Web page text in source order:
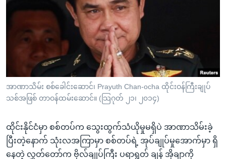
ပင်မ
ကြည့်
ရန်
ရန်
နေရာ
သို့
ရုပ်ရှင်ထဲက အင်္ဂလိပ်စာ
သုတပဒေသာ အင်္ဂလိပ်စာ
ရေဒီယို/တီဗွီအစီအစဉ်
Learning English
ဗွီအိုအေ လူမှုကွန်ယက်များ
အာဏာသိမ်း စစ်ခေါင်းဆောင်၊ Prayuth Chan-ocha ထိုင်းဝန်ကြီးချုပ်
သစ်အဖြစ် တာဝန်ထမ်းဆောင်။ (သြဂုတ် ၂၁၊ ၂၀၁၄)
ထိုင်းနိုင်ငံမှာ စစ်တပ်က သွေးထွက်သံယိုမှုမရှိပဲ အာဏာသိမ်းခဲ့
ပြီးတဲ့နောက် သုံးလအကြာမှာ စစ်တပ်ရဲ့ အုပ်ချုပ်မှုအောက်မှာ ရှိ
နေတဲ့ လွှတ်တော်က ဗိုလ်ချုပ်ကြီး ပရာရွတ် ချန် အိုချာကို